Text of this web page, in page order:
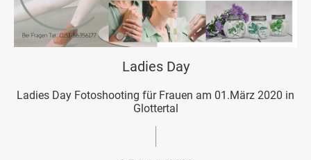
Ladies Day
Ladies Day Fotoshooting für Frauen am 01.März 2020 in
Glottertal